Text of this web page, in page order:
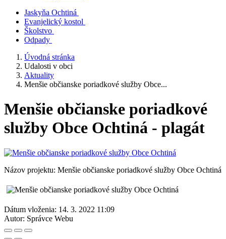
Jaskyňa Ochtiná
Evanjelický kostol
Školstvo
Odpady
Úvodná stránka
Udalosti v obci
Aktuality
Menšie občianske poriadkové služby Obce...
Menšie občianske poriadkové
služby Obce Ochtiná - plagát
Názov projektu: Menšie občianske poriadkové služby Obce Ochtiná
Dátum vloženia: 14. 3. 2022 11:09
Autor: Správce Webu